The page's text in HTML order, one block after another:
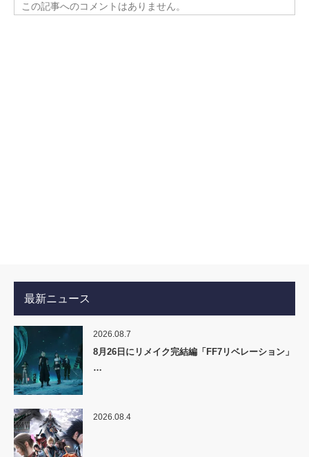
この記事へのコメントはありません。
最新ニュース
2026.08.7
8月26日にリメイク完結編「FF7リベレーション」
…
2026.08.4